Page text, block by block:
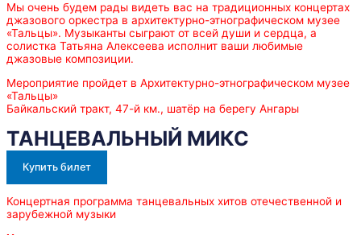
Мы очень будем рады видеть вас на традиционных концертах
джазового оркестра в архитектурно-этнографическом музее
«Тальцы». Музыканты сыграют от всей души и сердца, а
солистка Татьяна Алексеева исполнит ваши любимые
джазовые композиции.
Мероприятие пройдет в Архитектурно-этнографическом музее
«Тальцы»
Байкальский тракт, 47-й км., шатёр на берегу Ангары
ТАНЦЕВАЛЬНЫЙ МИКС
Купить билет
Концертная программа танцевальных хитов отечественной и
зарубежной музыки